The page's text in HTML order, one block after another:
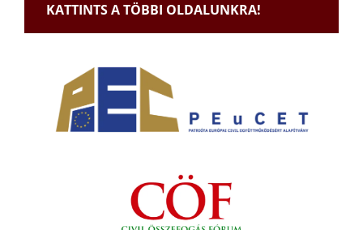
KATTINTS A TÖBBI OLDALUNKRA!